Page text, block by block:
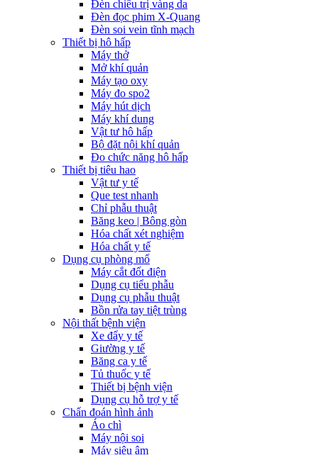
Đèn chiếu trị vàng da
Đèn đọc phim X-Quang
Đèn soi vein tĩnh mạch
Thiết bị hô hấp
Máy thở
Mở khí quản
Máy tạo oxy
Máy đo spo2
Máy hút dịch
Máy khí dung
Vật tư hô hấp
Bộ đặt nội khí quản
Đo chức năng hô hấp
Thiết bị tiêu hao
Vật tư y tế
Que test nhanh
Chỉ phẫu thuật
Băng keo | Bông gòn
Hóa chất xét nghiệm
Hóa chất y tế
Dụng cụ phòng mổ
Máy cắt đốt điện
Dụng cụ tiểu phẫu
Dụng cụ phẫu thuật
Bồn rửa tay tiệt trùng
Nội thất bệnh viện
Xe đẩy y tế
Giường y tế
Băng ca y tế
Tủ thuốc y tế
Thiết bị bệnh viện
Dụng cụ hỗ trợ y tế
Chẩn đoán hình ảnh
Áo chì
Máy nội soi
Máy siêu âm